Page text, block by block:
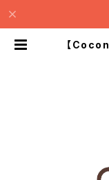
【